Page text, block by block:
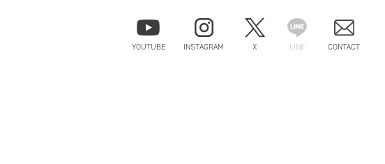
YOUTUBE INSTAGRAM X LINE CONTACT